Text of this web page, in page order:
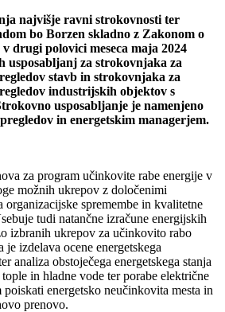
najvišje ravni strokovnosti ter
bo Borzen skladno z Zakonom o
drugi polovici meseca maja 2024
usposabljanj za strokovnjaka za
stavb in strokovnjaka za
industrijskih objektov s
usposabljanje je namenjeno
in energetskim managerjem.
za program učinkovite rabe energije v
možnih ukrepov z določenimi
organizacijske spremembe in kvalitetne
tudi natančne izračune energijskih
izbranih ukrepov za učinkovito rabo
je izdelava ocene energetskega
analiza obstoječega energetskega stanja
in hladne vode ter porabe električne
energetsko neučinkovita mesta in
prenovo.